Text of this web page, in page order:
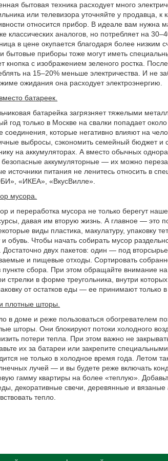
бытовая техника расходует много
или телевизора уточняйте у продавца, к
относится прибор. В идеале вам нужна
классических аналогов, но потребляет на
в цене окупается благодаря более низким
бытовые приборы тоже могут иметь
кнопка с изображением зеленого ростка.
на 15–20% меньше электричества. И не
ожидания она расходует электроэнергию.
батареек.
батарейка загрязняет тяжелыми
год только в Москве на свалки попадает
соединения, которые негативно влияют на
выбросы, сэкономить семейный бюджет и
на аккумуляторах. А вместо обычных
аккумуляторные — их можно
источники питания не ленитесь относить в
«ИКЕА», «ВкусВилле».
мусора.
и переработка мусора не только берегут
давая им вторую жизнь. А главное — это
виды пластика, макулатуру, упаковку
обувь. Чтобы начать собирать мусор
Достаточно двух пакетов: один — под
и пищевые отходы. Сортировать
сбора. При этом обращайте внимание
стрелки в форме треугольника, внутри
от остатков еды — ее принимают только в
плотные шторы.
в доме и реже пользоваться обогревателем
шторы. Они блокируют потоки холодного
потери тепла. При этом важно не
их за батареи или закрепите
не только в холодное время года. Летом
лучей — и вы будете реже включать
гамму квартиры на более «теплую».
декоративные свечи, деревянные и
тепло.